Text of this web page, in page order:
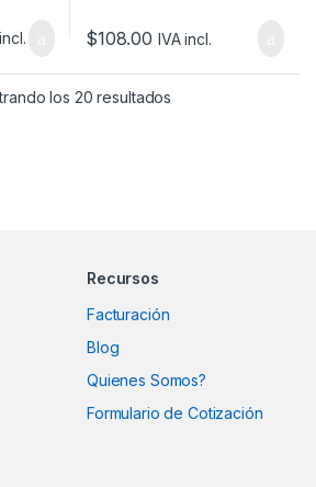
$108.00 IVA incl.
los 20 resultados
Recursos
Facturación
Blog
Quienes Somos?
Formulario de Cotización